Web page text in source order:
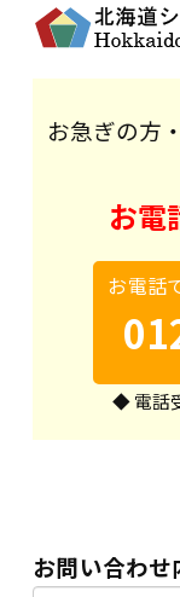
お急ぎの方
お電
お電話
◆ 電話
お問い合わせ